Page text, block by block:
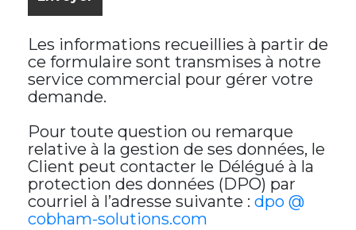
Les informations recueillies à partir de
ce formulaire sont transmises à notre
service commercial pour gérer votre
demande.
Pour toute question ou remarque
relative à la gestion de ses données, le
Client peut contacter le Délégué à la
protection des données (DPO) par
courriel à l’adresse suivante : dpo @
cobham-solutions.com